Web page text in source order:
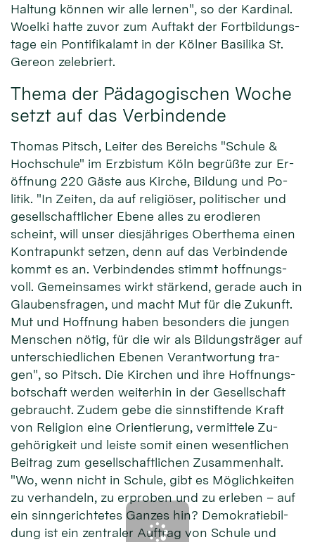
Hal­tung kön­nen wir alle ler­nen", so der Kar­dinal.
Woel­ki hat­te zu­vor zum Auf­takt der Fort­bil­dungs­
tage ein Pon­ti­fi­kalamt in der Köl­ner Basi­lika St.
Gereon zelebriert.
Thema der Pädagogischen Woche
setzt auf das Verbindende
Thomas Pitsch, Lei­ter des Be­reichs "Schule &
Hoch­schule" im Erz­bistum Köln be­grüßte zur Er­
öff­nung 220 Gäste aus Kir­che, Bil­dung und Po­
litik. "In Zei­ten, da auf reli­giöser, po­litischer und
ge­sell­schaft­licher E­bene al­les zu ero­die­ren
scheint, will unser dies­jäh­riges Ober­thema einen
Kon­tra­punkt setzen, denn auf das Ver­bin­den­de
kommt es an. Ver­bin­den­des stimmt hoff­nungs­
voll. Ge­mein­sames wirkt stär­kend, ge­rade auch in
Glau­bens­fra­gen, und macht Mut für die Zu­kunft.
Mut und Hoff­nung ha­ben be­son­ders die jun­gen
Men­schen nö­tig, für die wir als Bil­dungs­träger auf
unter­schied­lichen Ebenen Ver­ant­wor­tung tra­
gen", so Pitsch. Die Kir­chen und ih­re Hoff­nungs­
bot­schaft wer­den wei­ter­hin in der Ge­sell­schaft
ge­braucht. Zu­dem gebe die sinn­stif­tende Kraft
von Re­ligion eine Orien­tie­rung, ver­mit­tele Zu­
gehörig­keit und leiste so­mit einen wesent­lichen
Bei­trag zum ge­sell­schaft­lichen Zu­sammen­halt.
"Wo, wenn nicht in Schu­le, gibt es Mög­lich­kei­ten
zu ver­han­deln, zu er­pro­ben und zu er­le­ben – auf
ein sinn­ge­rich­tetes Gan­zes hin? Demo­kratie­bil­
dung ist ein zen­tra­ler Auf­trag von Schu­le und